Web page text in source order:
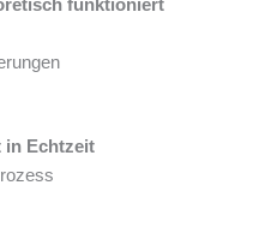
funktioniert
in Echtzeit